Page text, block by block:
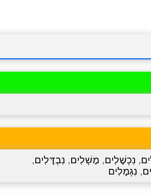
, נִכְשָׁלִים, מַשְׁלִים, נִבְדָּלִים,
, נִגְמָלִים